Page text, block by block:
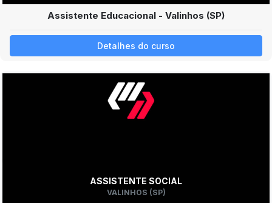
Assistente Educacional - Valinhos (SP)
Detalhes do curso
ASSISTENTE SOCIAL
VALINHOS (SP)